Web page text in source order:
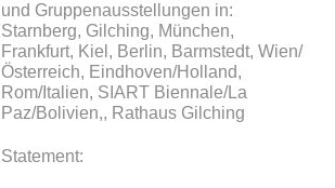
und Gruppenausstellungen in:
Starnberg, Gilching, München,
Frankfurt, Kiel, Berlin, Barmstedt, Wien/
Österreich, Eindhoven/Holland,
Rom/Italien, SIART Biennale/La
Paz/Bolivien,, Rathaus Gilching
Statement: